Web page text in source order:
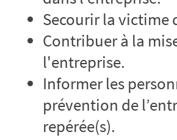
Secourir la victime
Contribuer à la
l'entreprise.
Informer les
prévention de
repérée(s).